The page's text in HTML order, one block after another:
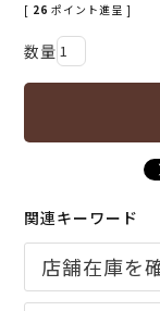
[ 26 ポイント進呈 ]
関連キーワード